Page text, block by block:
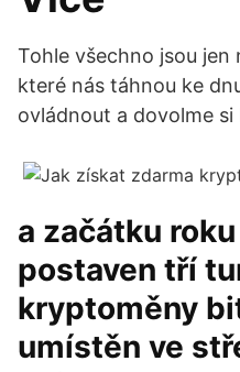
Tohle všechno jsou jen
které nás táhnou ke
ovládnout a dovolme
a začátku
postaven tří
kryptoměny
umístěn ve